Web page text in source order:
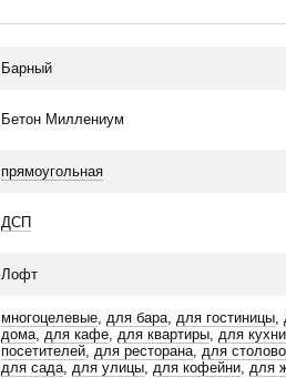
Барный
Бетон Миллениум
прямоугольная
ДСП
Лофт
многоцелевые, для бара, для гостиницы,
дома, для кафе, для квартиры, для кухни
посетителей, для ресторана, для
для сада, для улицы, для кофейни, для